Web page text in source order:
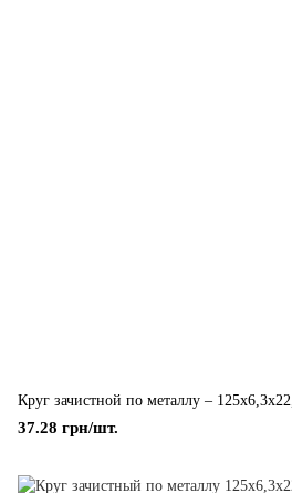
Круг зачистной по металлу –
37.28 грн/шт.